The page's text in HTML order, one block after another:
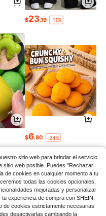
$23.19 -11%
$6.80 -24%
sitio web para brindar el servicio
sitio web posible. Puedes "Rechazar
de cookies en cualquier momento a tu
todas las cookies opcionales,
mejoradas y personalizar
experiencia de compra con SHEIN.
de cookies estrictamente necesarias
desactivarlas cambiando la